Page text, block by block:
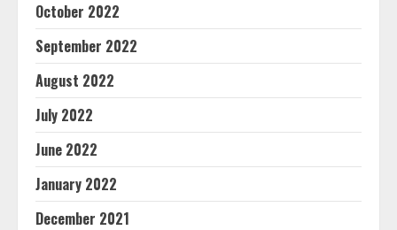
October 2022
September 2022
August 2022
July 2022
June 2022
January 2022
December 2021